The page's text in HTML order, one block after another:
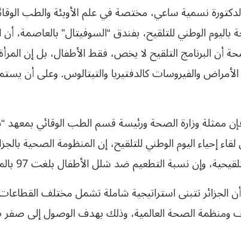
نسمية ساعي، مختصة في علم الأوبئة والطب
باليوم الوطني للتلقيح، بفندق “السوفيتال” بالعاصمة،
أن البرنامج التلقيح لا يخص، فقط الأطفال، بل إن
والفيروسات كالدفتيريا والتيتالوس. وعلى أن
ممثلة وزارة الصحة ورئيسة قسم الطب الوقائي بمعهد
إحياء اليوم الوطني للتلقيح، إن المنظومة الصحية
وإن نسبة التطعيم ضد شلل الأطفال بلغت 97 بالمائة خلال الحملة الوطنية الأخيرة.
تتبنى استراتيجية شاملة تشمل مختلف القطاعات
ومنظمة الصحة العالمية، وذلك بهدف الوصول إلى